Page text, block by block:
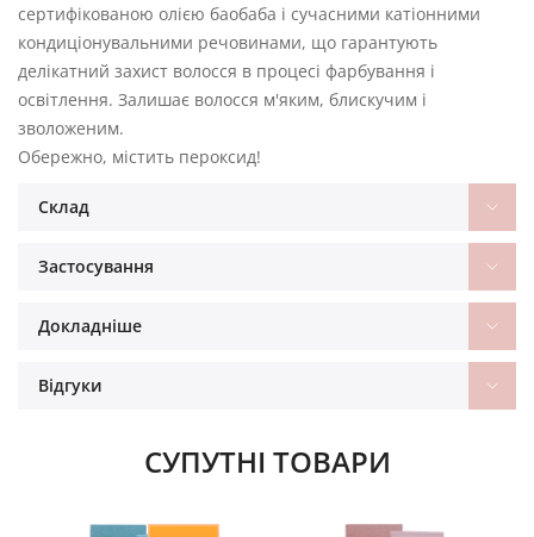
сертифікованою олією баобаба і сучасними катіонними
кондиціонувальними речовинами, що гарантують
делікатний захист волосся в процесі фарбування і
освітлення. Залишає волосся м'яким, блискучим і
зволоженим.
Обережно, містить пероксид!
Склад
Застосування
Докладніше
Відгуки
СУПУТНІ ТОВАРИ